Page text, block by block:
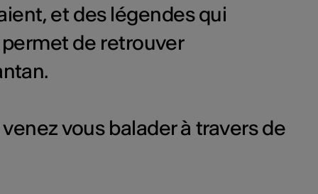
et des légendes qui
de retrouver
vous balader à travers de